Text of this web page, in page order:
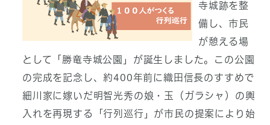
寺城跡を整
備し、市民
が憩える場
として「勝竜寺城公園」が誕生しました。この公園
の完成を記念し、約400年前に織田信長のすすめで
細川家に嫁いだ明智光秀の娘・玉（ガラシャ）の輿
入れを再現する「行列巡行」が市民の提案により始